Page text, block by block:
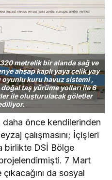
metrelik bir alanda sağ ve
ahşap kaplı yaya çelik yay
oyunlu kuru havuz sistemi ,
taş yürüme yolları ile 6
ile oluşturulacak göletler
daha önce kendilerinden
çalışmasını; İçişleri
birlikte DSİ Bölge
7 Mart
da sosyal